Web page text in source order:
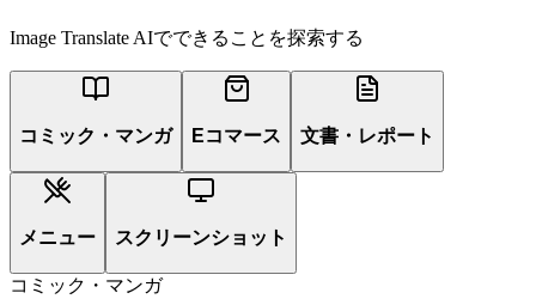
Image Translate AIでできることを探索する
コミック・マンガ Eコマース 文書・レポート
メニュー スクリーンショット
コミック・マンガ